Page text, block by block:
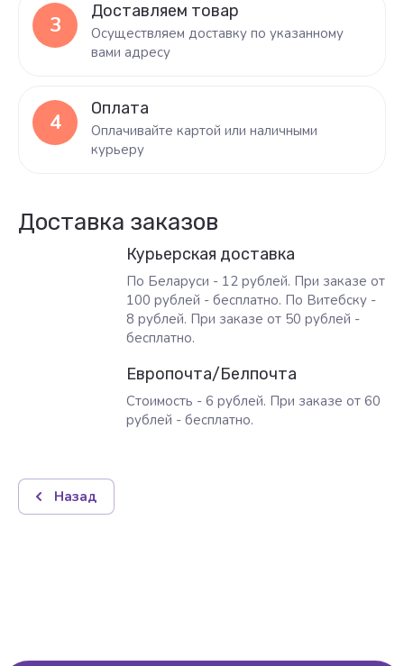
3
Доставляем товар
Осуществляем доставку по указанному
вами адресу
4
Оплата
Оплачивайте картой или наличными
курьеру
Доставка заказов
Курьерская доставка
По Беларуси - 12 рублей. При заказе от
100 рублей - бесплатно. По Витебску -
8 рублей. При заказе от 50 рублей -
бесплатно.
Европочта/Белпочта
Стоимость - 6 рублей. При заказе от 60
рублей - бесплатно.
Назад